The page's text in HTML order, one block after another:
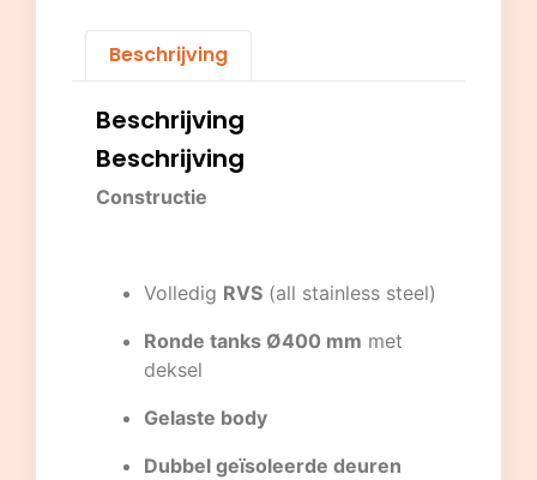
Beschrijving
Beschrijving
Beschrijving
Constructie
Volledig RVS (all stainless steel)
Ronde tanks Ø400 mm met
deksel
Gelaste body
Dubbel geïsoleerde deuren